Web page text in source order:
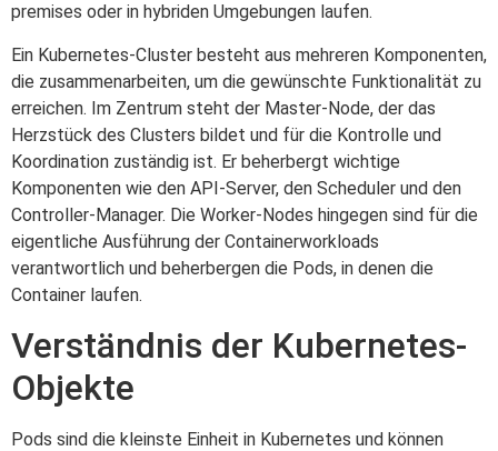
premises oder in hybriden Umgebungen laufen.
Ein Kubernetes-Cluster besteht aus mehreren Komponenten,
die zusammenarbeiten, um die gewünschte Funktionalität zu
erreichen. Im Zentrum steht der Master-Node, der das
Herzstück des Clusters bildet und für die Kontrolle und
Koordination zuständig ist. Er beherbergt wichtige
Komponenten wie den API-Server, den Scheduler und den
Controller-Manager. Die Worker-Nodes hingegen sind für die
eigentliche Ausführung der Containerworkloads
verantwortlich und beherbergen die Pods, in denen die
Container laufen.
Verständnis der Kubernetes-
Objekte
Pods sind die kleinste Einheit in Kubernetes und können